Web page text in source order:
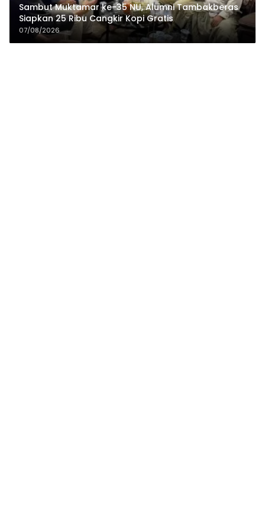
Sambut Muktamar ke-35 NU, Alumni Tambakberas
Siapkan 25 Ribu Cangkir Kopi Gratis
07/08/2026